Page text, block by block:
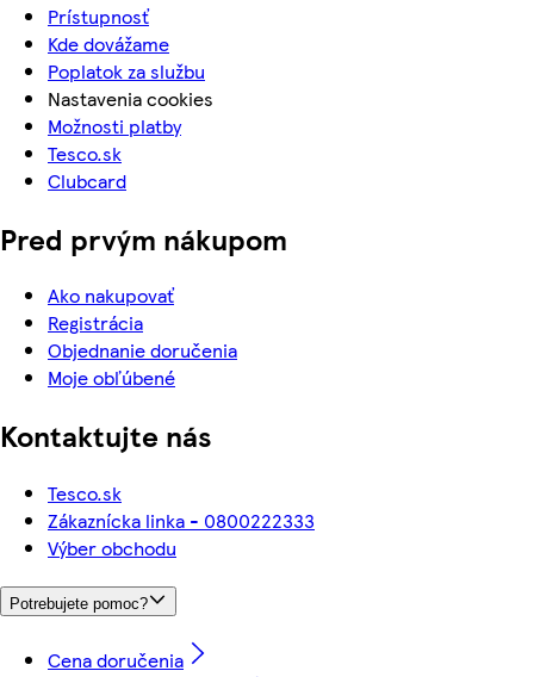
Prístupnosť
Kde dovážame
Poplatok za službu
Nastavenia cookies
Možnosti platby
Tesco.sk
Clubcard
Pred prvým nákupom
Ako nakupovať
Registrácia
Objednanie doručenia
Moje obľúbené
Kontaktujte nás
Tesco.sk
Zákaznícka linka - 0800222333
Výber obchodu
Potrebujete pomoc?
Cena doručenia